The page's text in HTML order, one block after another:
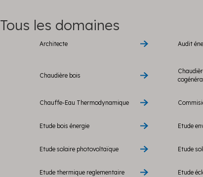
Tous les domaines
Architecte Audit
Chaudière bois
Chauffe-Eau Thermodynamique
Etude bois énergie Etude
Etude solaire photovoltaïque Etude
Etude thermique reglementaire Etude